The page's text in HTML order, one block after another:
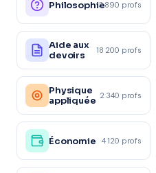
Philosophie3 890 profs
Aide aux
devoirs
18 200 profs
Physique
appliquée 2 340 profs
Économie 4 120 profs